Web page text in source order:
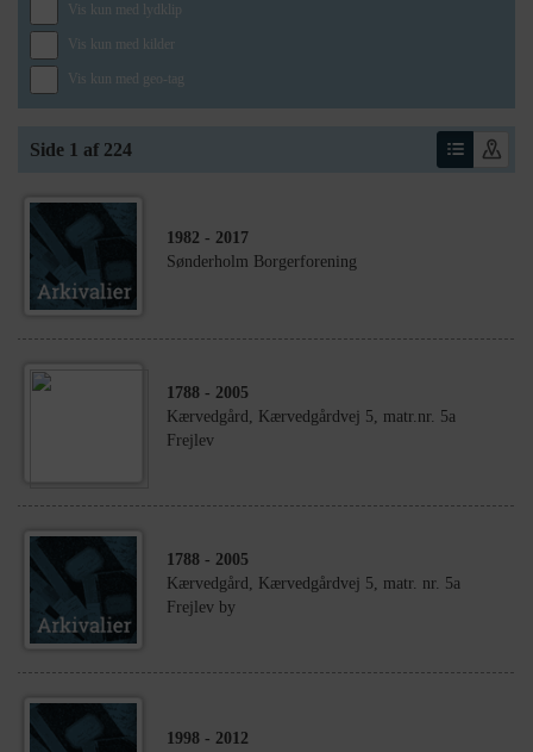
Vis kun med lydklip
Vis kun med kilder
Vis kun med geo-tag
Side 1 af 224
1982 - 2017
Sønderholm Borgerforening
1788 - 2005
Kærvedgård, Kærvedgårdvej 5, matr.nr. 5a
Frejlev
1788 - 2005
Kærvedgård, Kærvedgårdvej 5, matr. nr. 5a
Frejlev by
1998 - 2012